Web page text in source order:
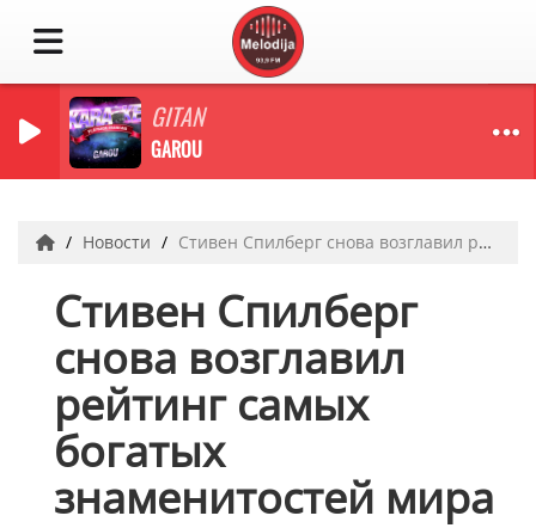
GITAN
GAROU
Новости Стивен Спилберг снова возглавил рейтинг самых богатых знаменитостей мира
Стивен Спилберг
снова возглавил
рейтинг самых
богатых
знаменитостей мира